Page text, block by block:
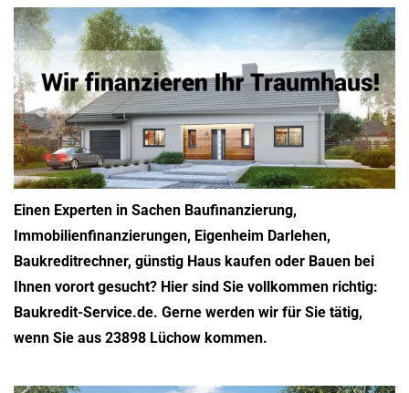
Einen Experten in Sachen Baufinanzierung,
Immobilienfinanzierungen, Eigenheim Darlehen,
Baukreditrechner, günstig Haus kaufen oder Bauen bei
Ihnen vorort gesucht? Hier sind Sie vollkommen richtig:
Baukredit-Service.de. Gerne werden wir für Sie tätig,
wenn Sie aus 23898 Lüchow kommen.